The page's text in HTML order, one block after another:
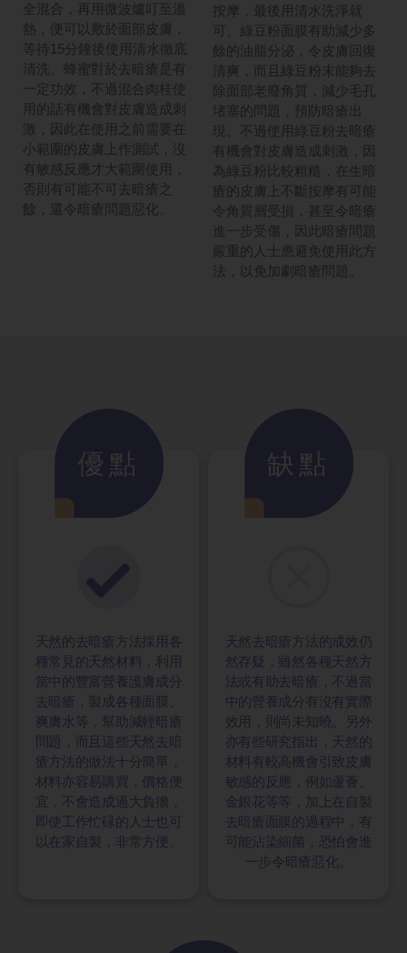
全混合，再用微波爐叮至溫
熱，便可以敷於面部皮膚，
等待15分鐘後使用清水徹底
清洗。蜂蜜對於去暗瘡是有
一定功效，不過混合肉桂使
用的話有機會對皮膚造成刺
激，因此在使用之前需要在
小範圍的皮膚上作測試，沒
有敏感反應才大範圍使用，
否則有可能不可去暗瘡之
餘，還令暗瘡問題惡化。
按摩，最後用清水洗淨就
可。綠豆粉面膜有助減少多
餘的油脂分泌，令皮膚回復
清爽，而且綠豆粉末能夠去
除面部老廢角質，減少毛孔
堵塞的問題，預防暗瘡出
現。不過使用綠豆粉去暗瘡
有機會對皮膚造成刺激，因
為綠豆粉比較粗糙，在生暗
瘡的皮膚上不斷按摩有可能
令角質層受損，甚至令暗瘡
進一步受傷，因此暗瘡問題
嚴重的人士應避免使用此方
法，以免加劇暗瘡問題。
優點
天然的去暗瘡方法採用各
種常見的天然材料，利用
當中的豐富營養護膚成分
去暗瘡，製成各種面膜、
爽膚水等，幫助減輕暗瘡
問題，而且這些天然去暗
瘡方法的做法十分簡單，
材料亦容易購買，價格便
宜，不會造成過大負擔，
即使工作忙碌的人士也可
以在家自製，非常方便。
缺點
天然去暗瘡方法的成效仍
然存疑，雖然各種天然方
法或有助去暗瘡，不過當
中的營養成分有沒有實際
效用，則尚未知曉。另外
亦有些研究指出，天然的
材料有較高機會引致皮膚
敏感的反應，例如蘆薈、
金銀花等等，加上在自製
去暗瘡面膜的過程中，有
可能沾染細菌，恐怕會進
一步令暗瘡惡化。